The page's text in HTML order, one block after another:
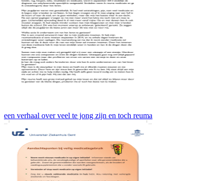
een verhaal over veel te jong zijn en toch reuma